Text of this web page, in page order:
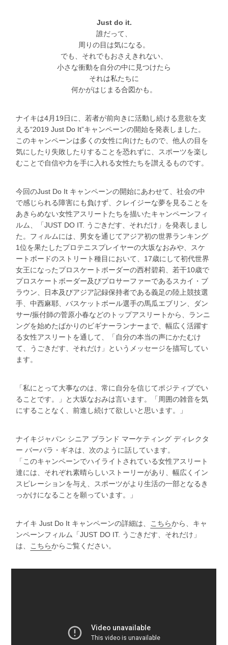
Just do it.
誰だって、
周りの目は気になる。
でも、それでもおさえきれない、
小さな衝動を自分の中に見つけたら
それは私たちに
何かがはじまる合図かも。
ナイキは4月19日に、若者が前向きに活動し続ける意欲を支
える“2019 Just Do It”キャンペーンの開始を発表しました。
このキャンペーンは多くの女性に向けたもので、他人の目を
気にしたり失敗したりすることを恐れずに、スポーツを楽し
むことで自信や力を手に入れる女性たちを讃えるものです。
今回のJust Do It キャンペーンの開始にあわせて、社会の中
で感じられる障害にも負けず、クレイジーな夢を見ることを
あきらめない女性アスリートたちを描いたキャンペーンフィ
ルム、「JUST DO IT. うごきだす、それだけ」を発表しまし
た。フィルムには、男女を通じてアジア初の世界ランキング
1位を果たしたプロテニスプレイヤーの大坂なおみや、スケ
ートボードのストリート種目において、17歳にして初代世界
女王になったプロスケートボーダーの西村碧莉、若干10歳で
プロスケートボーダー及びプロサーファーであるスカイ・ブ
ラウン、日本及びアジア記録保持者である義足の陸上競技選
手、中西麻耶、バスケットボール選手の馬瓜エブリン、ダン
サー/振付師の菅原小春などのトップアスリートから、ランニ
ングを始めたばかりのビギナーランナーまで、幅広く活躍す
る女性アスリートを通して、「自分の本当の声にかたむけ
て、うごきだす、それだけ」というメッセージを描写してい
ます。
「私にとって大事なのは、常に自分を信じてポジティブでい
ることです。」と大坂なおみは言います。「周囲の雑音を気
にすることなく、前進し続けて欲しいと思います。」
ナイキジャパン シニア ブランド マーケティング ディレクタ
ー バーバラ・ギネは、次のように話しています。
「このキャンペーンでハイライトされている女性アスリート
達には、それぞれ素晴らしいストーリーがあり、幅広くイン
スピレーションを与え、スポーツがより生活の一部となるき
っかけになることを願っています。」
ナイキ Just Do It キャンペーンの詳細は、 こちらから、キャ
ンペーンフィルム「JUST DO IT. うごきだす、それだけ」
は、
こちらからご覧ください。